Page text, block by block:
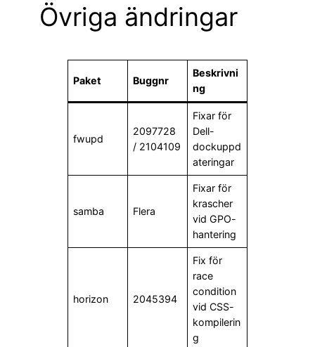
Övriga ändringar
Paket Buggnr
Beskrivni
ng
fwupd
2097728
/ 2104109
Fixar för
Dell-
dockuppd
ateringar
samba Flera
Fixar för
krascher
vid GPO-
hantering
horizon 2045394
Fix för
race
condition
vid CSS-
kompilerin
g